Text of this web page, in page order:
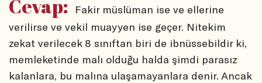
Cevap:
Fakir müslüman ise ve ellerine
verilirse ve vekil muayyen ise geçer. Nitekim
zekat verilecek 8 sınıftan biri de ibnüssebildir ki,
memleketinde malı olduğu halda şimdi parasız
kalanlara, bu malına ulaşamayanlara denir. Ancak